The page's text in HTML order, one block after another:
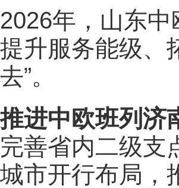
2026年，山东
提升服务能级、
去”。
推进中欧班列
完善省内二级支
城市开行布局，